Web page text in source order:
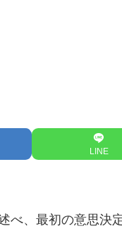
LINE
べ、最初の意思決